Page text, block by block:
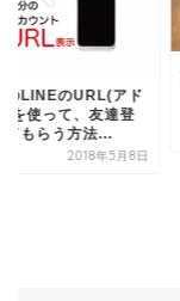
のLINEのURL(アド
)を使って、友達登
てもらう方法...
2018年5月8日